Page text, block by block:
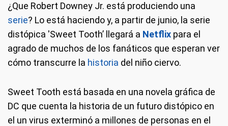
¿Que Robert Downey Jr. está produciendo una
serie? Lo está haciendo y, a partir de junio, la serie
distópica 'Sweet Tooth’ llegará a Netflix para el
agrado de muchos de los fanáticos que esperan ver
cómo transcurre la historia del niño ciervo.
Sweet Tooth está basada en una novela gráfica de
DC que cuenta la historia de un futuro distópico en
el un virus exterminó a millones de personas en el